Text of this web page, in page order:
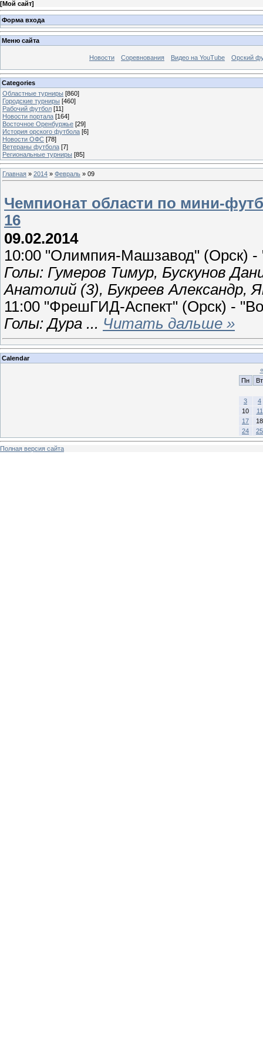
[Мой сайт]
Форма входа
Меню сайта
Новости Соревнования Видео на YouTube Орский
Categories
Областные турниры [860]
Городские турниры [460]
Рабочий футбол [11]
Новости портала [164]
Восточное Оренбуржье [29]
История орского футбола [6]
Новости ОФС [78]
Ветераны футбола [7]
Региональные турниры [85]
Главная » 2014 » Февраль » 09
Чемпионат области по мини-
16
09.02.2014
10:00 "Олимпия-Машзавод" (Орск) -
Голы: Гумеров Тимур, Бускунов
Анатолий (3), Букреев Александр,
11:00 "ФрешГИД-Аспект" (Орск) -
Голы: Дура ... Читать дальше »
Calendar
«
Пн
Вт
3
4
10
11
17
18
24
25
Полная версия сайта